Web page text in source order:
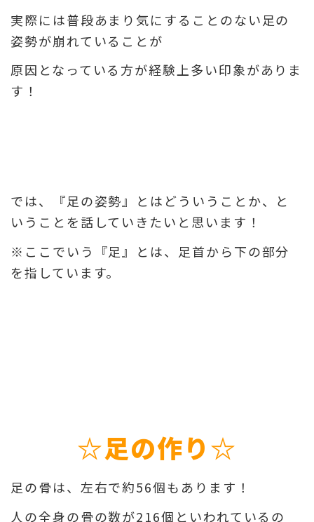
実際には普段あまり気にすることのない足の
姿勢が崩れていることが
原因となっている方が経験上多い印象がありま
す！
では、『足の姿勢』とはどういうことか、と
いうことを話していきたいと思います！
※ここでいう『足』とは、足首から下の部分
を指しています。
☆足の作り☆
足の骨は、左右で約56個もあります！
人の全身の骨の数が216個といわれているの